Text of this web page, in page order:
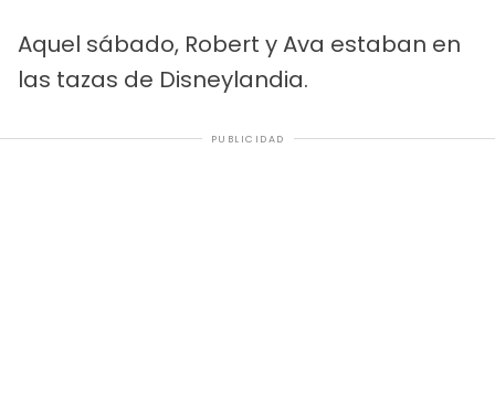
Aquel sábado, Robert y Ava estaban en
las tazas de Disneylandia.
PUBLICIDAD